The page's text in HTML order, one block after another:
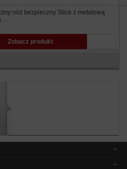
nóż bezpieczny Slice z metalową
Zobacz produkt